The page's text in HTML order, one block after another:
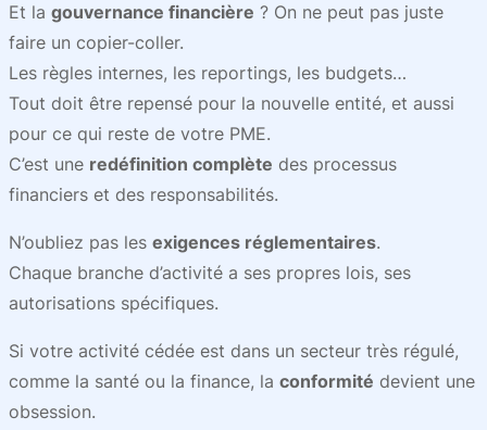
Et la gouvernance financière ? On ne peut pas juste
faire un copier-coller.
Les règles internes, les reportings, les budgets…
Tout doit être repensé pour la nouvelle entité, et aussi
pour ce qui reste de votre PME.
C’est une redéfinition complète des processus
financiers et des responsabilités.
N’oubliez pas les exigences réglementaires.
Chaque branche d’activité a ses propres lois, ses
autorisations spécifiques.
Si votre activité cédée est dans un secteur très régulé,
comme la santé ou la finance, la conformité devient une
obsession.